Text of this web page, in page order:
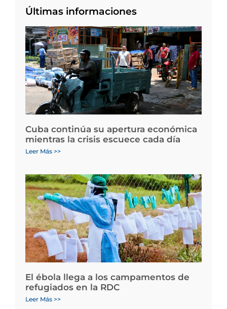
Últimas informaciones
Cuba continúa su apertura económica
mientras la crisis escuece cada día
Leer Más >>
El ébola llega a los campamentos de
refugiados en la RDC
Leer Más >>